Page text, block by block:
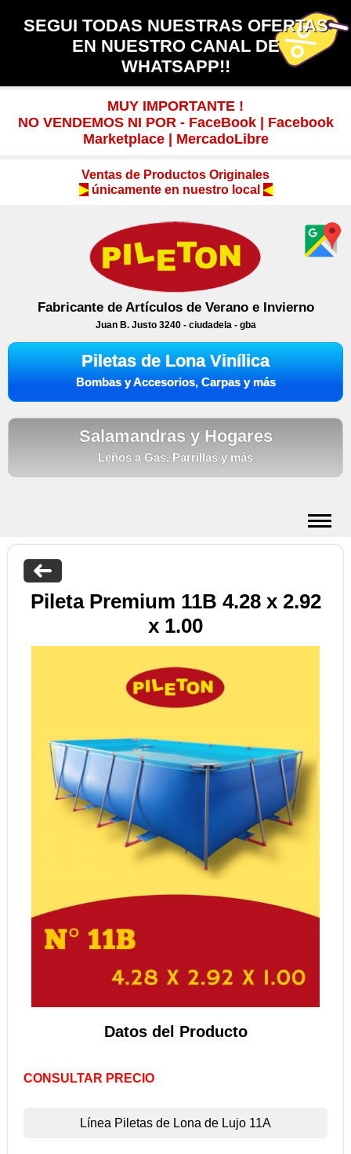
SEGUI TODAS NUESTRAS OFERTAS
EN NUESTRO CANAL DE
WHATSAPP!!
MUY IMPORTANTE !
NO VENDEMOS NI POR - FaceBook | Facebook
Marketplace | MercadoLibre
Ventas de Productos Originales
▶únicamente en nuestro local ◀
Fabricante de Artículos de Verano e Invierno
Juan B. Justo 3240 - ciudadela - gba
Piletas de Lona Vinílica
Bombas y Accesorios, Carpas y más
Salamandras y Hogares
Leños a Gas, Parrillas y más
Art. de Verano
Ubicación
Hacer Contacto
Pileta Premium 11B 4.28 x 2.92
x 1.00
Datos del Producto
CONSULTAR PRECIO
Línea Piletas de Lona de Lujo 11A